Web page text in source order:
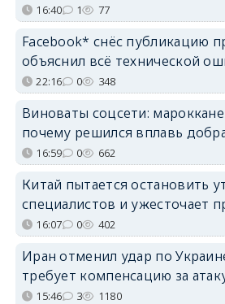
16:40 1 77
Facebook* снёс публикацию
объяснил всё технической
22:16 0 348
Виноваты соцсети:
почему решился вплавь
16:59 0 662
Китай пытается остановить
специалистов и ужесточает
16:07 0 402
Иран отменил удар по
требует компенсацию за
15:46 3 1180